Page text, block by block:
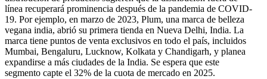
línea recuperará prominencia después de la pandemia de COVID-
19. Por ejemplo, en marzo de 2023, Plum, una marca de belleza
vegana india, abrió su primera tienda en Nueva Delhi, India. La
marca tiene puntos de venta exclusivos en todo el país, incluidos
Mumbai, Bengaluru, Lucknow, Kolkata y Chandigarh, y planea
expandirse a más ciudades de la India. Se espera que este
segmento capte el 32% de la cuota de mercado en 2025.